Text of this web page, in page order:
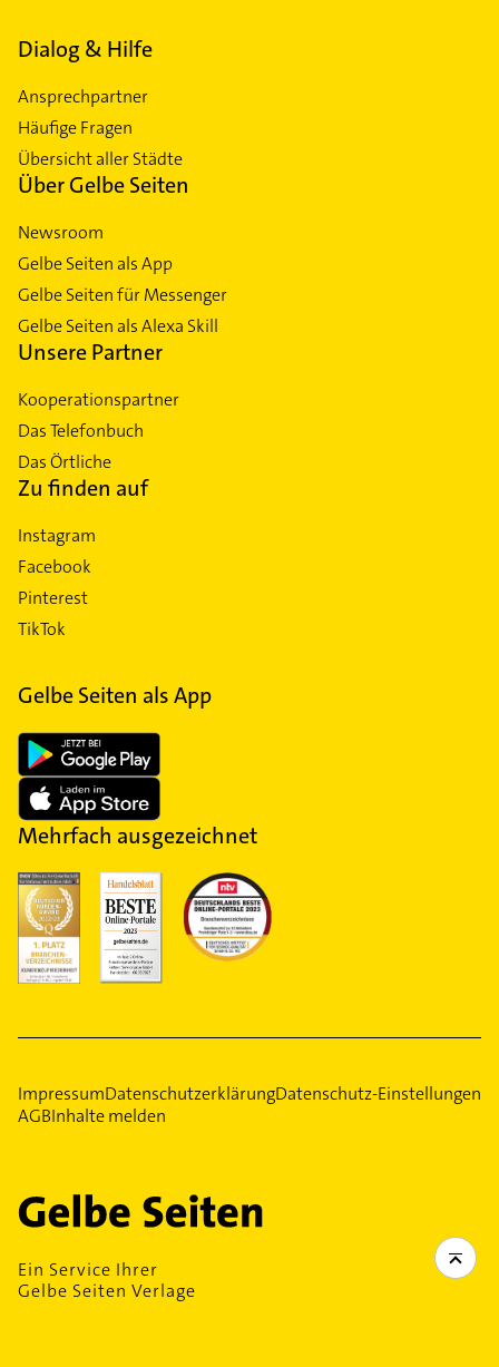
Dialog & Hilfe
Ansprechpartner
Häufige Fragen
Übersicht aller Städte
Über Gelbe Seiten
Newsroom
Gelbe Seiten als App
Gelbe Seiten für Messenger
Gelbe Seiten als Alexa Skill
Unsere Partner
Kooperationspartner
Das Telefonbuch
Das Örtliche
Zu finden auf
Instagram
Facebook
Pinterest
TikTok
Gelbe Seiten als App
Mehrfach ausgezeichnet
ImpressumDatenschutzerklärungDatenschutz-Einstellungen
AGBInhalte melden
Ein Service Ihrer
Gelbe Seiten Verlage